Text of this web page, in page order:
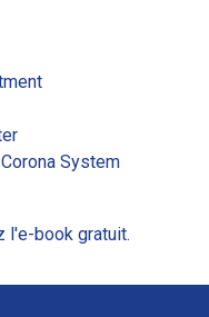
System
l'e-book gratuit.